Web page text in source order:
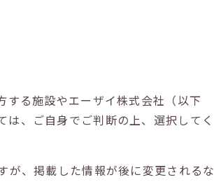
る施設やエーザイ株式会社（以下
、ご自身でご判断の上、選択してく
が、掲載した情報が後に変更されるな